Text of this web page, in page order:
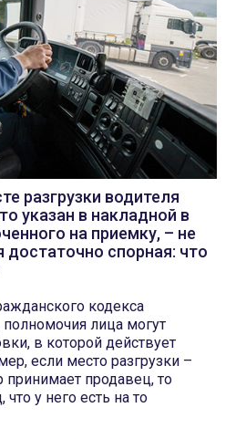
разгрузки водителя
указан в накладной в
на приемку, – не
достаточно спорная: что
кодекса
лица могут
в которой действует
если место разгрузки –
принимает продавец, то
у него есть на то